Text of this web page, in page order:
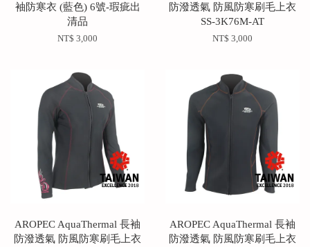
袖防寒衣 (藍色) 6號-瑕疵出
清品
NT$ 3,000
防潑透氣 防風防寒刷毛上衣
SS-3K76M-AT
NT$ 3,000
AROPEC AquaThermal 長袖
防潑透氣 防風防寒刷毛上衣
AROPEC AquaThermal 長袖
防潑透氣 防風防寒刷毛上衣